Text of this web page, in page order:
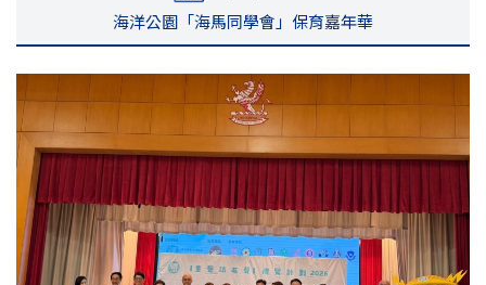
海洋公園「海馬同學會」保育嘉年華